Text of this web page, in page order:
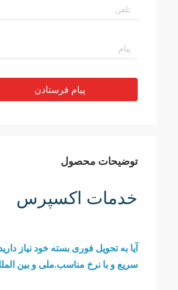
پیام فرستادن
توضیحات محصول
خدمات اکسپرس
آیا به تحویل فوری بسته خود نیاز
سریع و با نرخ مناسب.ملی و بین